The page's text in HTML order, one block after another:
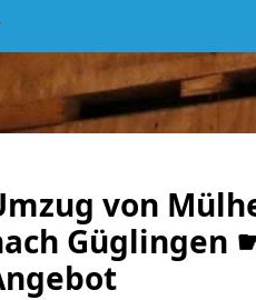
von
Güglingen